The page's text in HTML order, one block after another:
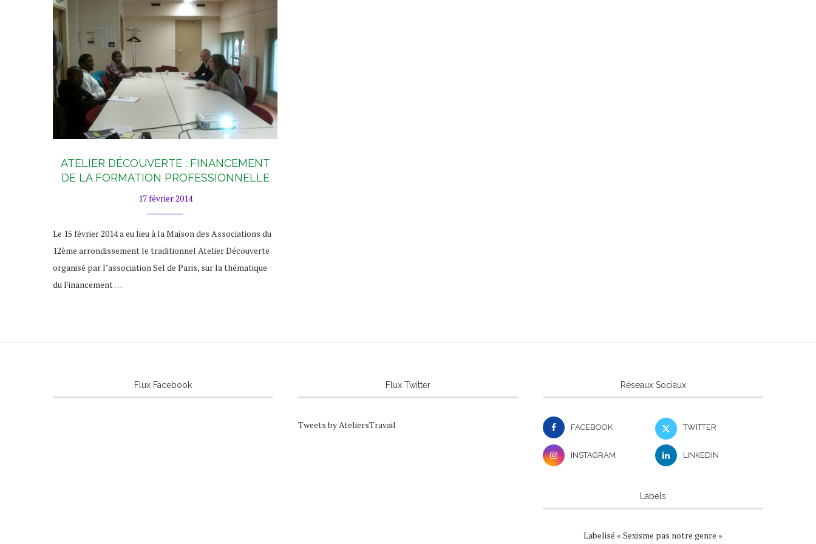
ATELIER DÉCOUVERTE : FINANCEMENT
DE LA FORMATION PROFESSIONNELLE
17 février 2014
Le 15 février 2014 a eu lieu à la Maison des Associations du
12ème arrondissement le traditionnel Atelier Découverte
organisé par l’association Sel de Paris, sur la thématique
du Financement …
Flux Facebook Flux Twitter
Tweets by AteliersTravail
Réseaux Sociaux
FACEBOOK TWITTER
INSTAGRAM LINKEDIN
Labels
Labelisé « Sexisme pas notre genre »